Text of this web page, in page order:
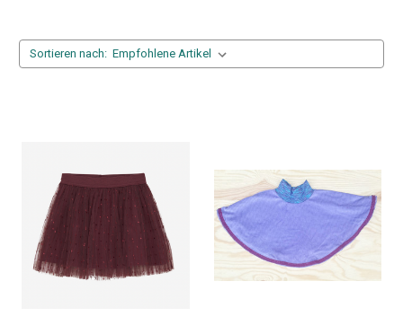
Sortieren nach: